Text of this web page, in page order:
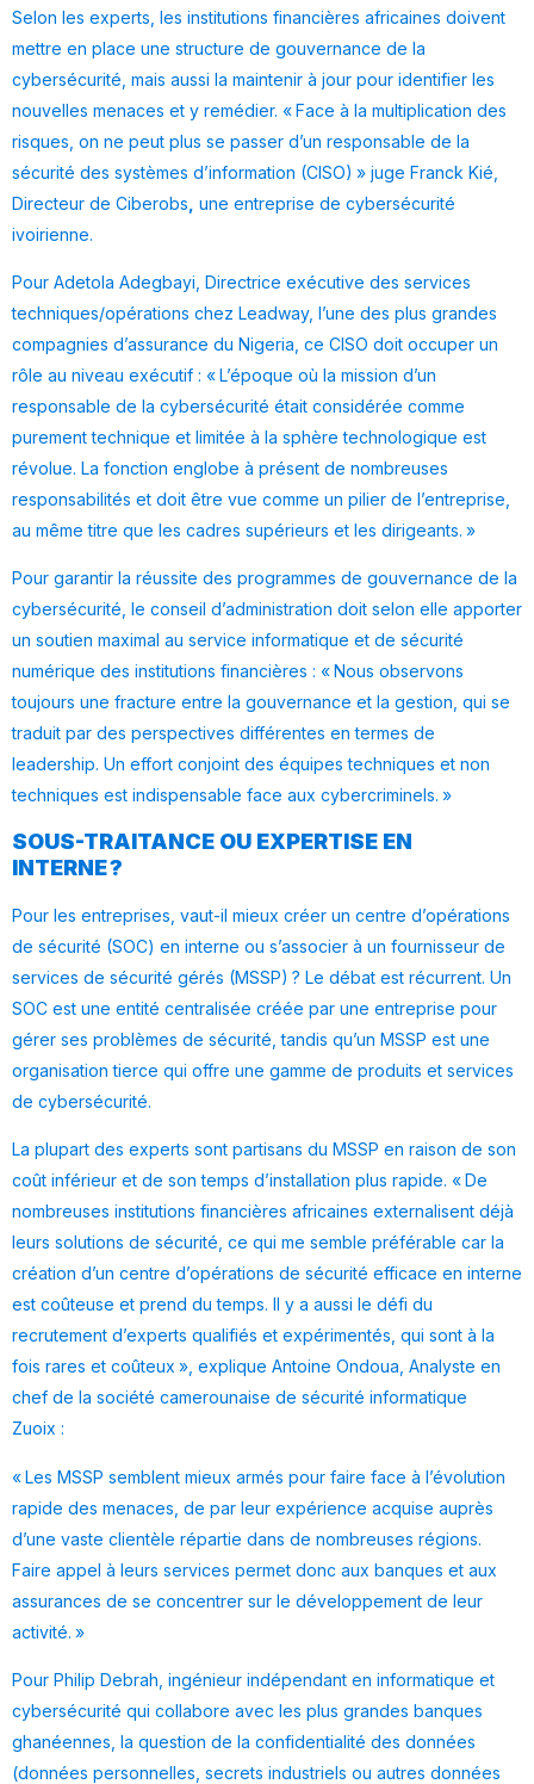
Selon les experts, les institutions financières africaines doivent
mettre en place une structure de gouvernance de la
cybersécurité, mais aussi la maintenir à jour pour identifier les
nouvelles menaces et y remédier. « Face à la multiplication des
risques, on ne peut plus se passer d’un responsable de la
sécurité des systèmes d’information (CISO) » juge Franck Kié,
Directeur de Ciberobs une entreprise de cybersécurité
ivoirienne.
Pour Adetola Adegbayi, Directrice exécutive des services
techniques/opérations chez Leadway, l’une des plus grandes
compagnies d’assurance du Nigeria, ce CISO doit occuper un
rôle au niveau exécutif : « L’époque où la mission d’un
responsable de la cybersécurité était considérée comme
purement technique et limitée à la sphère technologique est
révolue. La fonction englobe à présent de nombreuses
responsabilités et doit être vue comme un pilier de l’entreprise,
au même titre que les cadres supérieurs et les dirigeants. »
Pour garantir la réussite des programmes de gouvernance de la
cybersécurité, le conseil d’administration doit selon elle apporter
un soutien maximal au service informatique et de sécurité
numérique des institutions financières : « Nous observons
toujours une fracture entre la gouvernance et la gestion, qui se
traduit par des perspectives différentes en termes de
leadership. Un effort conjoint des équipes techniques et non
techniques est indispensable face aux cybercriminels. »
SOUS-TRAITANCE OU EXPERTISE EN
INTERNE ?
Pour les entreprises, vaut-il mieux créer un centre d’opérations
de sécurité (SOC) en interne ou s’associer à un fournisseur de
services de sécurité gérés (MSSP) ? Le débat est récurrent. Un
SOC est une entité centralisée créée par une entreprise pour
gérer ses problèmes de sécurité, tandis qu’un MSSP est une
organisation tierce qui offre une gamme de produits et services
de cybersécurité.
La plupart des experts sont partisans du MSSP en raison de son
coût inférieur et de son temps d’installation plus rapide. « De
nombreuses institutions financières africaines externalisent déjà
leurs solutions de sécurité, ce qui me semble préférable car la
création d’un centre d’opérations de sécurité efficace en interne
est coûteuse et prend du temps. Il y a aussi le défi du
recrutement d’experts qualifiés et expérimentés, qui sont à la
fois rares et coûteux », explique Antoine Ondoua, Analyste en
chef de la société camerounaise de sécurité informatique
Zuoix :
« Les MSSP semblent mieux armés pour faire face à l’évolution
rapide des menaces, de par leur expérience acquise auprès
d’une vaste clientèle répartie dans de nombreuses régions.
Faire appel à leurs services permet donc aux banques et aux
assurances de se concentrer sur le développement de leur
activité. »
Pour Philip Debrah, ingénieur indépendant en informatique et
cybersécurité qui collabore avec les plus grandes banques
ghanéennes, la question de la confidentialité des données
(données personnelles, secrets industriels ou autres données